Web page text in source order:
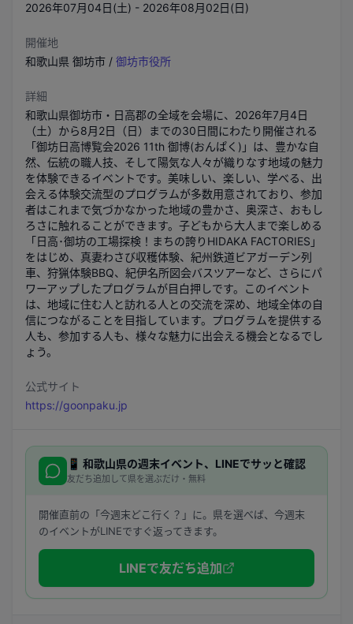
2026年07月04日(土) - 2026年08月02日(日)
開催地
和歌山県 御坊市 / 御坊市役所
詳細
和歌山県御坊市・日高郡の全域を会場に、2026年7月4日
（土）から8月2日（日）までの30日間にわたり開催される
「御坊日高博覧会2026 11th 御博(おんぱく)」は、豊かな自
然、伝統の職人技、そして陽気な人々が織りなす地域の魅力
を体験できるイベントです。美味しい、楽しい、学べる、出
会える体験交流型のプログラムが多数用意されており、参加
者はこれまで気づかなかった地域の豊かさ、奥深さ、おもし
ろさに触れることができます。子どもから大人まで楽しめる
「日高･御坊の工場探検！まちの誇りHIDAKA FACTORIES」
をはじめ、真妻わさび収穫体験、紀州鉄道ビアガーデン列
車、狩猟体験BBQ、紀伊名所図会バスツアーなど、さらにパ
ワーアップしたプログラムが目白押しです。このイベント
は、地域に住む人と訪れる人との交流を深め、地域全体の自
信につながることを目指しています。プログラムを提供する
人も、参加する人も、様々な魅力に出会える機会となるでし
ょう。
公式サイト
https://goonpaku.jp
📱 和歌山県の週末イベント、LINEでサッと確認
友だち追加して県を選ぶだけ・無料
開催直前の「今週末どこ行く？」に。県を選べば、今週末
のイベントがLINEですぐ返ってきます。
LINEで友だち追加